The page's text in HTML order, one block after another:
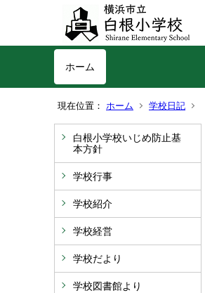
ホーム
現在位置： ホーム 学校日記
白根小学校いじめ防止基
本方針
学校行事
学校紹介
学校経営
学校だより
学校図書館より